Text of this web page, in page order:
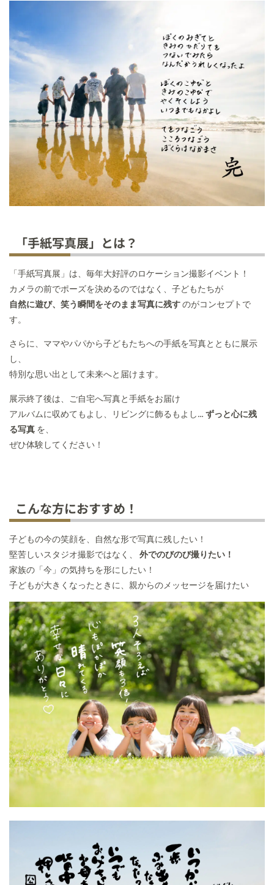
「手紙写真展」とは？
「手紙写真展」は、毎年大好評のロケーション撮影イベント！
カメラの前でポーズを決めるのではなく、子どもたちが
自然に遊び、笑う瞬間をそのまま写真に残すのがコンセプトで
す。
さらに、ママやパパから子どもたちへの手紙を写真とともに展示
し、
特別な思い出として未来へと届けます。
展示終了後は、ご自宅へ写真と手紙をお届け
アルバムに収めてもよし、リビングに飾るもよし… ずっと心に残
る写真 を、
ぜひ体験してください！
こんな方におすすめ！
子どもの今の笑顔を、自然な形で写真に残したい！
堅苦しいスタジオ撮影ではなく、 外でのびのび撮りたい！
家族の「今」の気持ちを形にしたい！
子どもが大きくなったときに、親からのメッセージを届けたい